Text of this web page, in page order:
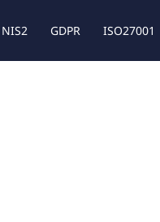
NIS2 GDPR ISO27001